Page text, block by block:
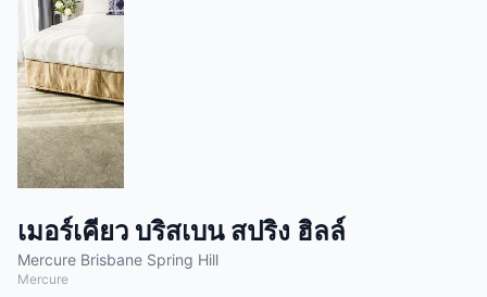
เมอร์เคียว บริสเบน สปริง ฮิลล์
Mercure Brisbane Spring Hill
Mercure